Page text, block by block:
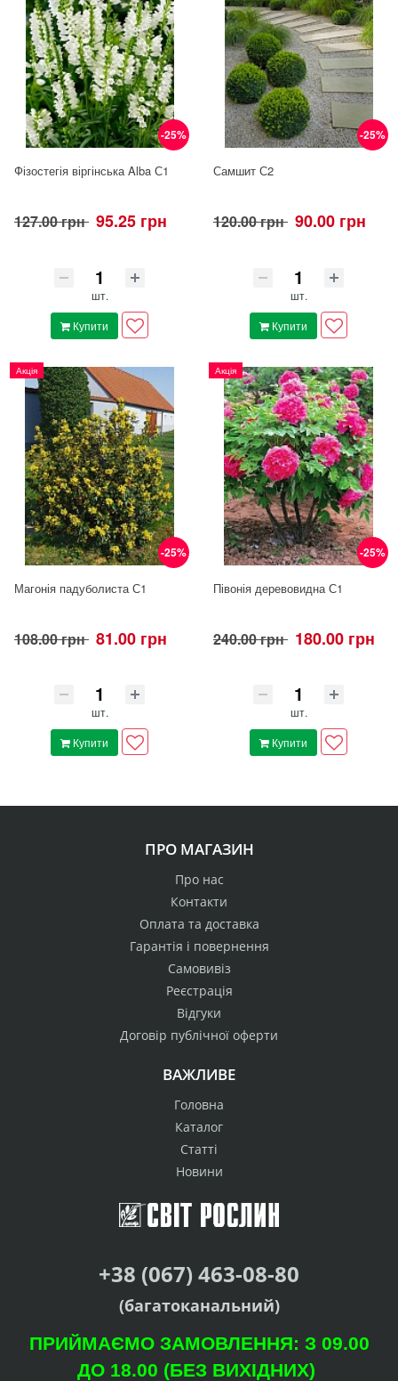
-25%
Фізостегія віргінська Alba С1
127.00 грн 95.25 грн
шт.
Купити
-25%
Самшит С2
120.00 грн 90.00 грн
шт.
Купити
-25%
Акція
Магонія падуболиста С1
108.00 грн 81.00 грн
шт.
Купити
-25%
Акція
Півонія деревовидна С1
240.00 грн 180.00 грн
шт.
Купити
ПРО МАГАЗИН
Про нас
Контакти
Оплата та доставка
Гарантія і повернення
Самовивіз
Реєстрація
Відгуки
Договір публічної оферти
ВАЖЛИВЕ
Головна
Каталог
Статті
Новини
+38 (067) 463-08-80
(багатоканальний)
ПРИЙМАЄМО ЗАМОВЛЕННЯ: З 09.00
ДО 18.00 (БЕЗ ВИХІДНИХ)